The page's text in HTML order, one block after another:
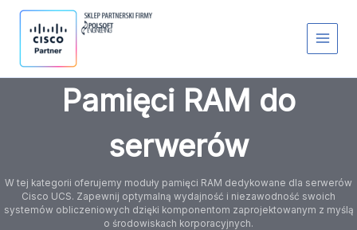
Pamięci RAM do
serwerów
W tej kategorii oferujemy moduły pamięci RAM dedykowane dla serwerów
Cisco UCS. Zapewnij optymalną wydajność i niezawodność swoich
systemów obliczeniowych dzięki komponentom zaprojektowanym z myślą
o środowiskach korporacyjnych.
u